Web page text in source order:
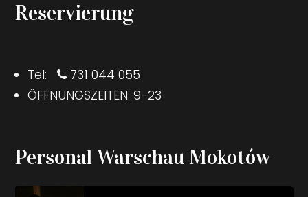
Reservierung
Tel:
731 044 055
ÖFFNUNGSZEITEN: 9-23
Personal Warschau Mokotów